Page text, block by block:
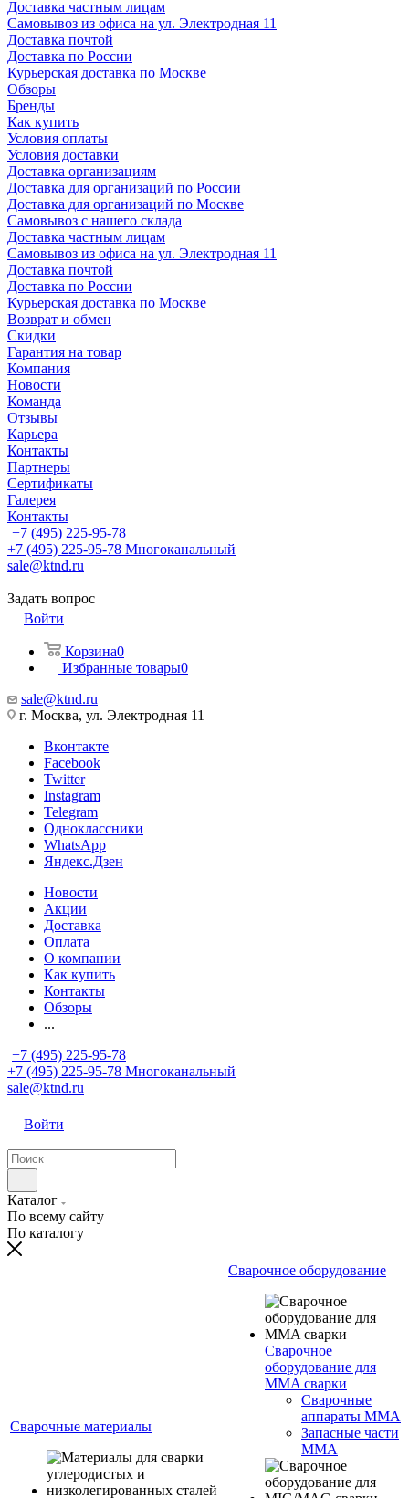
Доставка частным лицам
Самовывоз из офиса на ул. Электродная 11
Доставка почтой
Доставка по России
Курьерская доставка по Москве
Обзоры
Бренды
Как купить
Условия оплаты
Условия доставки
Доставка организациям
Доставка для организаций по России
Доставка для организаций по Москве
Самовывоз с нашего склада
Доставка частным лицам
Самовывоз из офиса на ул. Электродная 11
Доставка почтой
Доставка по России
Курьерская доставка по Москве
Возврат и обмен
Скидки
Гарантия на товар
Компания
Новости
Команда
Отзывы
Карьера
Контакты
Партнеры
Сертификаты
Галерея
Контакты
+7 (495) 225-95-78
+7 (495) 225-95-78 Многоканальный
sale@ktnd.ru
Задать вопрос
Войти
Корзина0
Избранные товары0
sale@ktnd.ru
г. Москва, ул. Электродная 11
Вконтакте
Facebook
Twitter
Instagram
Telegram
Одноклассники
WhatsApp
Яндекс.Дзен
Новости
Акции
Доставка
Оплата
О компании
Как купить
Контакты
Обзоры
...
+7 (495) 225-95-78
+7 (495) 225-95-78 Многоканальный
sale@ktnd.ru
Войти
Каталог
По всему сайту
По каталогу
Сварочные материалы
Сварочное оборудование
Сварочное
оборудование для
MMA сварки
Сварочные
аппараты MMA
Запасные части
MMA